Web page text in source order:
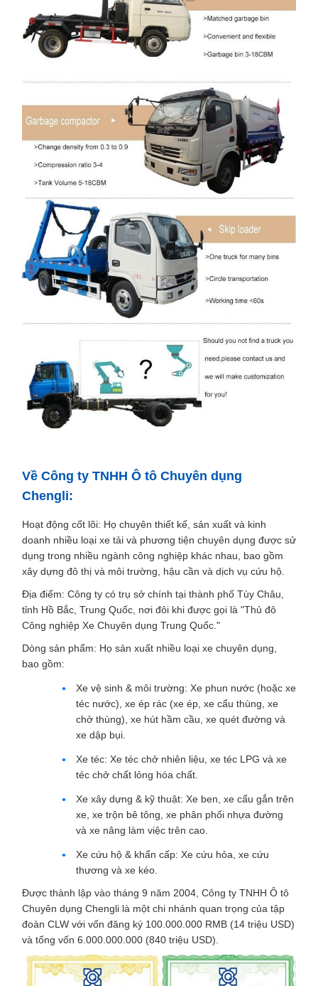
Về Công ty TNHH Ô tô Chuyên dụng
Chengli:
Hoạt động cốt lõi: Họ chuyên thiết kế, sản xuất và kinh
doanh nhiều loại xe tải và phương tiện chuyên dụng được sử
dụng trong nhiều ngành công nghiệp khác nhau, bao gồm
xây dựng đô thị và môi trường, hậu cần và dịch vụ cứu hộ.
Địa điểm: Công ty có trụ sở chính tại thành phố Tùy Châu,
tỉnh Hồ Bắc, Trung Quốc, nơi đôi khi được gọi là "Thủ đô
Công nghiệp Xe Chuyên dụng Trung Quốc."
Dòng sản phẩm: Họ sản xuất nhiều loại xe chuyên dụng,
bao gồm:
Xe vệ sinh & môi trường: Xe phun nước (hoặc xe
téc nước), xe ép rác (xe ép, xe cẩu thùng, xe
chở thùng), xe hút hầm cầu, xe quét đường và
xe dập bụi.
Xe téc: Xe téc chở nhiên liệu, xe téc LPG và xe
téc chở chất lỏng hóa chất.
Xe xây dựng & kỹ thuật: Xe ben, xe cẩu gắn trên
xe, xe trộn bê tông, xe phân phối nhựa đường
và xe nâng làm việc trên cao.
Xe cứu hộ & khẩn cấp: Xe cứu hỏa, xe cứu
thương và xe kéo.
Được thành lập vào tháng 9 năm 2004, Công ty TNHH Ô tô
Chuyên dụng Chengli là một chi nhánh quan trọng của tập
đoàn CLW với vốn đăng ký 100.000.000 RMB (14 triệu USD)
và tổng vốn 6.000.000.000 (840 triệu USD).